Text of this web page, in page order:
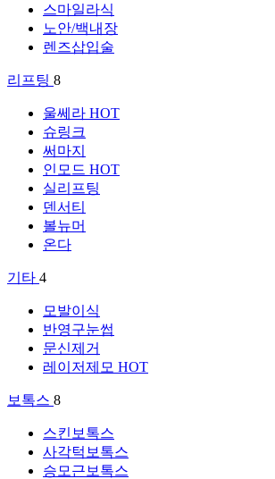
스마일라식
노안/백내장
렌즈삽입술
리프팅 8
울쎄라 HOT
슈링크
써마지
인모드 HOT
실리프팅
덴서티
볼뉴머
온다
기타 4
모발이식
반영구눈썹
문신제거
레이저제모 HOT
보톡스 8
스킨보톡스
사각턱보톡스
승모근보톡스